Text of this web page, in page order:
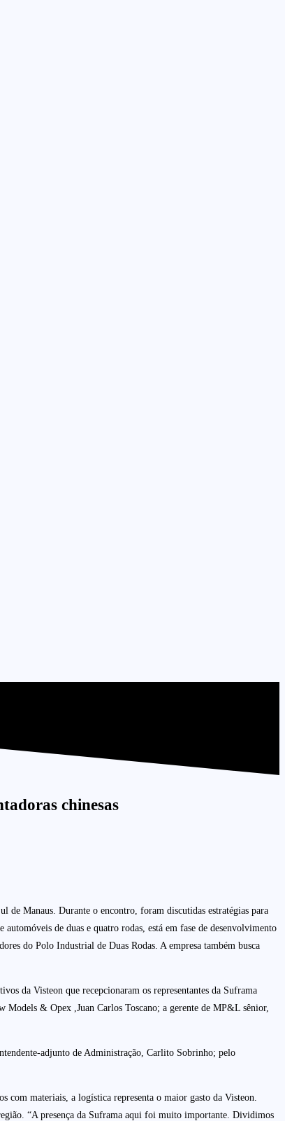
chinesas
Manaus. Durante o encontro, foram discutidas estratégias para
de duas e quatro rodas, está em fase de desenvolvimento
do Polo Industrial de Duas Rodas. A empresa também busca
da Visteon que recepcionaram os representantes da Suframa
Models & Opex ,Juan Carlos Toscano; a gerente de MP&L sênior,
adjunto de Administração, Carlito Sobrinho; pelo
com materiais, a logística representa o maior gasto da Visteon.
“A presença da Suframa aqui foi muito importante. Dividimos